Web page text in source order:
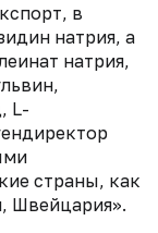
в
натрия, а
натрия,
L-
страны, как
Швейцария».